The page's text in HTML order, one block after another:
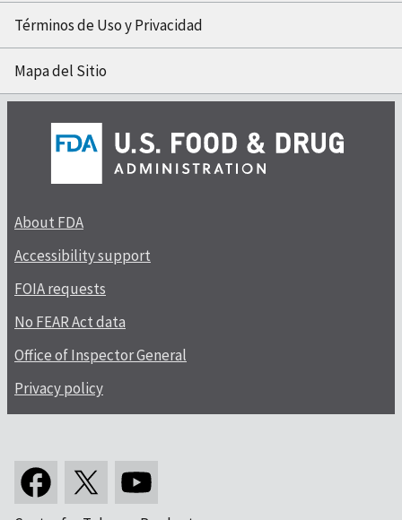
Términos de Uso y Privacidad
Mapa del Sitio
About FDA
Accessibility support
FOIA requests
No FEAR Act data
Office of Inspector General
Privacy policy